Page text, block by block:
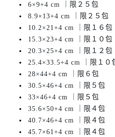
6×9+4 cm ｜限２５包
8.9×13+4 cm ｜限２５包
10.2×21+4 cm ｜限１６包
15.3×23+4 cm ｜限１０包
20.3×25+4 cm ｜限１２包
25.4×33.5+4 cm ｜限１０
28×44+4 cm ｜限６包
30.5×46+4 cm ｜限５包
33×46+4 cm ｜限５包
35.6×50+4 cm ｜限４包
40.7×46+4 cm ｜限４包
45.7×61+4 cm ｜限４包